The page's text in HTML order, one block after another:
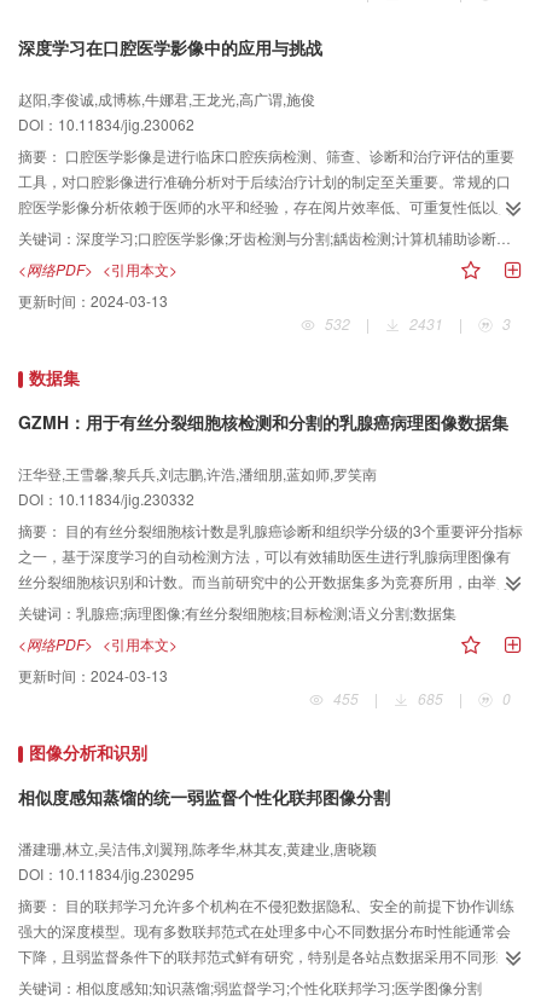
对胎儿脑磁共振图像分割面临的挑战及未来的研究方向进行总结与展望。
深度学习在口腔医学影像中的应用与挑战
赵阳,李俊诚,成博栋,牛娜君,王龙光,高广谓,施俊
DOI：10.11834/jig.230062
摘要： 口腔医学影像是进行临床口腔疾病检测、筛查、诊断和治疗评估的重要
工具，对口腔影像进行准确分析对于后续治疗计划的制定至关重要。常规的口
腔医学影像分析依赖于医师的水平和经验，存在阅片效率低、可重复性低以及
定量分析欠缺的问题。深度学习可以从大样本数据中自动学习并获取优良的特
征表达，提升各类机器学习任务的效率和性能，目前已广泛应用于医学影像分
析处理的各类任务之中。基于深度学习的口腔医学影像处理是目前的研究热
点，但由于口腔医学领域内在的特殊性和复杂性，以及口腔医学影像数据样本
量通常较小的问题，给深度学习方法在相关学习任务和场景的应用带来了新的
锥形束计算机断层扫描影像3种影像出发，介绍深度学习技术在口腔医学影像处
理及分析领域应用的思路和现状，分析了各算法的优缺点及该领域所面临的问
题和挑战，并对未来的研究方向和可能开展的临床应用进行展望，以助力智慧
关键词： 深度学习;口腔医学影像;牙齿检测与分割;龋齿检测;计算机辅助诊断（CAD）
<网络PDF> <引用本文>
更新时间： 2024-03-13
532
| 2431 | 3
数据集
GZMH：用于有丝分裂细胞核检测和分割的乳腺癌病理图像数据集
汪华登,王雪馨,黎兵兵,刘志鹏,许浩,潘细朋,蓝如师,罗笑南
DOI：10.11834/jig.230332
摘要： 目的有丝分裂细胞核计数是乳腺癌诊断和组织学分级的3个重要评分指标
之一，基于深度学习的自动检测方法，可以有效辅助医生进行乳腺病理图像有
丝分裂细胞核识别和计数。而当前研究中的公开数据集多为竞赛所用，由举办
方联合数据提供者挑选而来，与医院临床应用中所使用的数据存在较大的差
异，不利于模型性能及泛化能力的测试验证。针对以上问题，本文发布了来自
中国赣州市立医院临床环境的数据集GZMH（Ganzhou municipal hospital）。
方法整理并公开发布的数据集GZMH包含55幅全视野数字切片（whole slide
images， WSIs）临床乳腺癌病理图像，提供了用于有丝分裂细胞核目标检测
行了复核。5种主流目标检测方法和5种经典分割方法在GZMH数据集上进行了
训练和测试，检验它们在临床数据集GZMH上的性能。结果目标检测方法实验
结果比较中，SSD（single shot multibox detector）模型取得了最佳的效果，
convolutional neural network based on U-Net）性能最佳，F1分数为0.430。
所有方法在面对较大规模的临床数据集GZMH时体现的性能都明显低于它们在
一些公开数据集上的性能。结论本文所提出的GZMH数据集能够用于有丝分裂
目标检测与语义分割研究任务，且此数据集中的图像更加接近实际的应用场
景，在推动乳腺病理图像有丝分裂细胞核分割的研究和临床应用方面具有较大
的价值。数据集的在线发布地址为：
关键词： 乳腺癌;病理图像;有丝分裂细胞核;目标检测;语义分割;数据集
<网络PDF> <引用本文>
更新时间： 2024-03-13
455
| 685 | 0
图像分析和识别
相似度感知蒸馏的统一弱监督个性化联邦图像分割
潘建珊,林立,吴洁伟,刘翼翔,陈孝华,林其友,黄建业,唐晓颖
DOI：10.11834/jig.230295
摘要： 目的联邦学习允许多个机构在不侵犯数据隐私、安全的前提下协作训练
强大的深度模型。现有多数联邦范式在处理多中心不同数据分布时性能通常会
下降，且弱监督条件下的联邦范式鲜有研究，特别是各站点数据采用不同形式
稀疏标注的情况。针对该问题，提出一种站点分布相似度感知知识蒸馏的统一
关键词： 相似度感知;知识蒸馏;弱监督学习;个性化联邦学习;医学图像分割